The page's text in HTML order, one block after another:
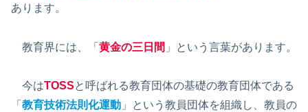
あります。
教育界には、「 黄金の三日間 」という言葉があります。
今はTOSSと呼ばれる教育団体の基礎の教育団体である
「 教育技術法則化運動 」という教員団体を組織し、教員の